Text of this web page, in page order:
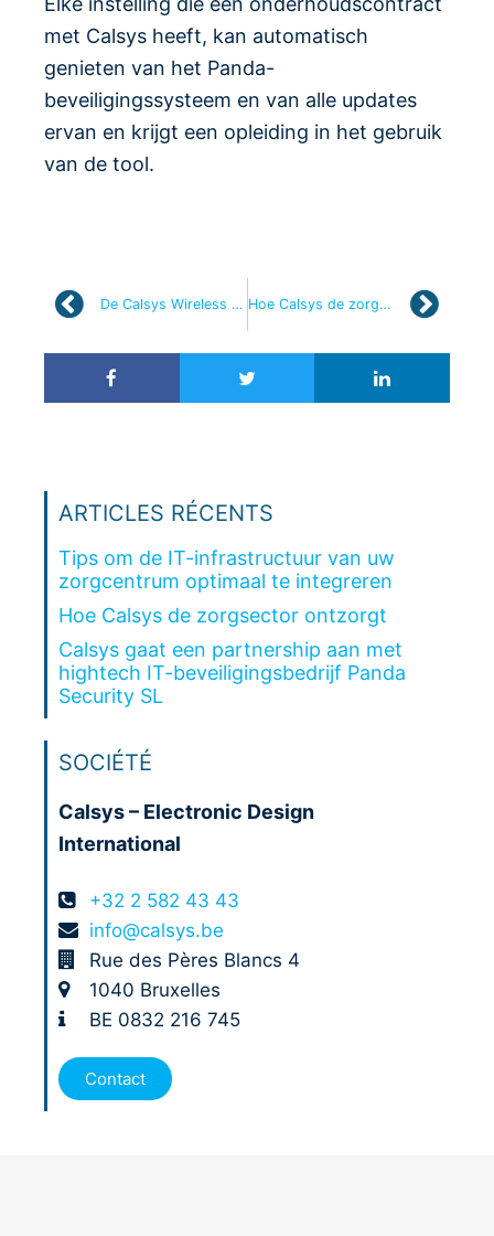
met Calsys heeft, kan automatisch
genieten van het Panda-
beveiligingssysteem en van alle updates
ervan en krijgt een opleiding in het gebruik
van de tool.
De Calsys Wireless ePaper, een wereldprimeur voor de innovatieve digitale signalisatie van kamers in zorginstellingen Hoe Calsys de zorgsector ontzorgt
ARTICLES RÉCENTS
Tips om de IT-infrastructuur van uw
zorgcentrum optimaal te integreren
Hoe Calsys de zorgsector ontzorgt
Calsys gaat een partnership aan met
hightech IT-beveiligingsbedrijf Panda
Security SL
SOCIÉTÉ
Calsys – Electronic Design
International
+32 2 582 43 43
info@calsys.be
Rue des Pères Blancs 4
1040 Bruxelles
BE 0832 216 745
Contact